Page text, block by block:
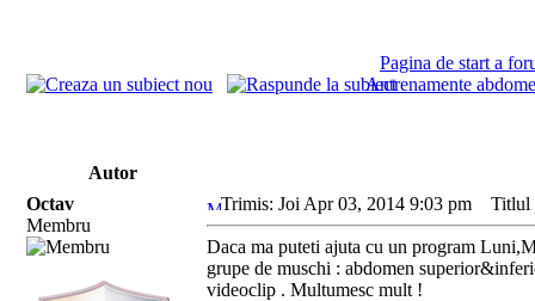
Pagina de start a
Antrenamente
Autor
Octav
Membru
Trimis: Joi Apr 03, 2014 9:03 pm Titlul
Daca ma puteti ajuta cu un program
grupe de muschi : abdomen
videoclip . Multumesc mult !